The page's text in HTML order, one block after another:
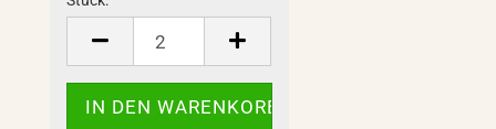
Stück